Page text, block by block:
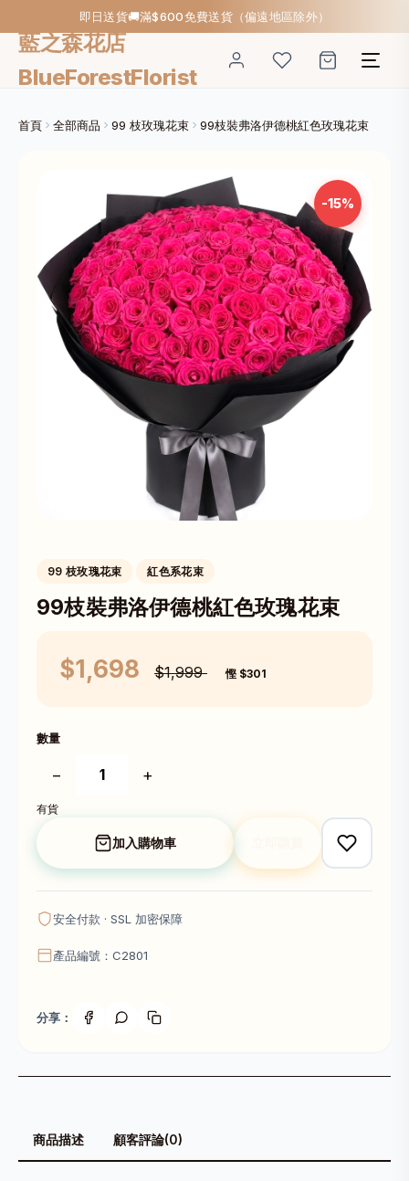
即日送貨🚚滿$600免費送貨（偏遠地區除外）
藍之森花店
BlueForestFlorist
首頁 全部商品 99 枝玫瑰花束 99枝裝弗洛伊德桃紅色玫瑰花束
-15%
99 枝玫瑰花束 紅色系花束
99枝裝弗洛伊德桃紅色玫瑰花束
$1,698 $1,999 慳 $301
數量
− +
有貨
加入購物車
安全付款 · SSL 加密保障
產品編號：C2801
分享：
商品描述 顧客評論(0)